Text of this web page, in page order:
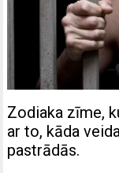
Zodiaka zīme,
ar to, kāda
pastrādās.